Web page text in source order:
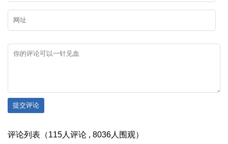
提交评论
评论列表（115人评论 , 8036人围观）